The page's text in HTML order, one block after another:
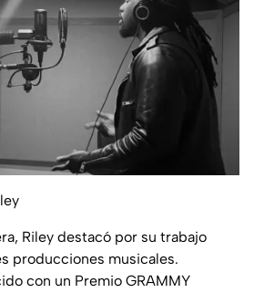
Riley destacó por su trabajo
producciones musicales.
con un Premio GRAMMY